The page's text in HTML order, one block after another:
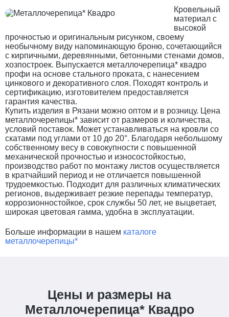
Кровельный
материал с
высокой
прочностью и оригинальным рисунком, своему
необычному виду напоминающую броню, сочетающийся
с кирпичными, деревянными, бетонными стенами домов,
хозпостроек. Выпускается металлочерепица* квадро
профи на основе стального проката, с нанесением
цинкового и декоративного слоя. Походят контроль и
сертификацию, изготовителем предоставляется
гарантия качества.
Купить изделия в Рязани можно оптом и в розницу. Цена
металлочерепицы* зависит от размеров и количества,
условий поставок. Может устанавливаться на кровли со
скатами под углами от 10 до 20°. Благодаря небольшому
собственному весу в совокупности с повышенной
механической прочностью и износостойкостью,
производство работ по монтажу листов осуществляется
в кратчайший период и не отличается повышенной
трудоемкостью. Подходит для различных климатических
регионов, выдерживает резкие перепады температур,
коррозионностойкое, срок службы 50 лет, не выцветает,
широкая цветовая гамма, удобна в эксплуатации.
Больше информации в нашем каталоге
металлочерепицы*
Цены и размеры на
Металлочерепица* Квадро